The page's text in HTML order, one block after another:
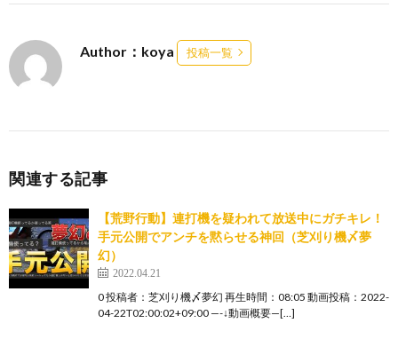
Author：koya 投稿一覧
関連する記事
【荒野行動】連打機を疑われて放送中にガチキレ！
手元公開でアンチを黙らせる神回（芝刈り機〆夢
幻）
2022.04.21
0 投稿者：芝刈り機〆夢幻 再生時間：08:05 動画投稿：2022-
04-22T02:00:02+09:00 —-↓動画概要—[…]